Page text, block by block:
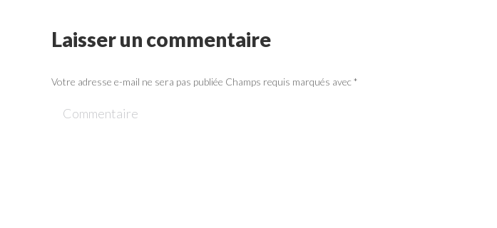
Laisser un commentaire
Votre adresse e-mail ne sera pas publiée Champs requis marqués avec*
Commentaire